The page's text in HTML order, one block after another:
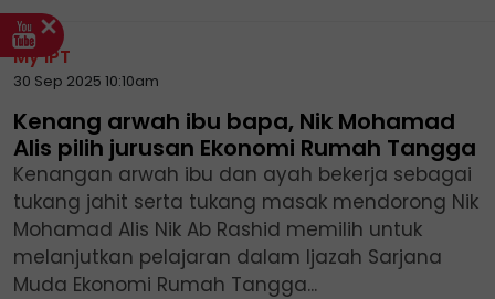
My IPT
30 Sep 2025 10:10am
Kenang arwah ibu bapa, Nik Mohamad
Alis pilih jurusan Ekonomi Rumah Tangga
Kenangan arwah ibu dan ayah bekerja sebagai
tukang jahit serta tukang masak mendorong Nik
Mohamad Alis Nik Ab Rashid memilih untuk
melanjutkan pelajaran dalam Ijazah Sarjana
Muda Ekonomi Rumah Tangga...